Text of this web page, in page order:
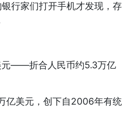
行家们打开手机才发现，存
元——折合人民币约5.3万亿
亿美元，创下自2006年有统